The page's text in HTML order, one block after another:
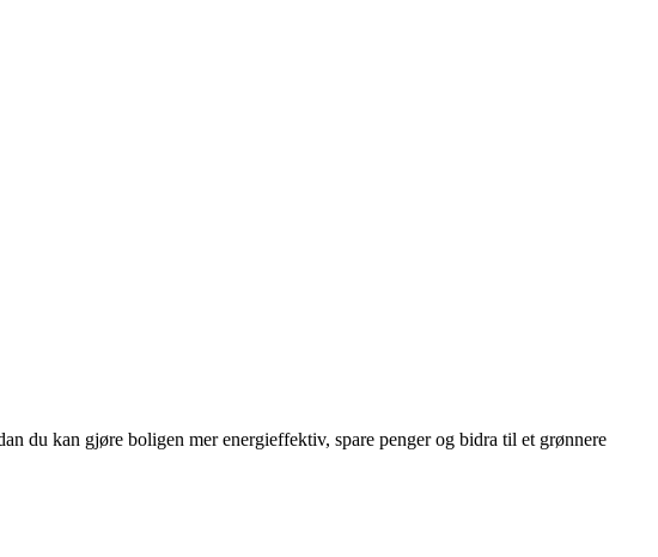
du kan gjøre boligen mer energieffektiv, spare penger og bidra til et grønnere